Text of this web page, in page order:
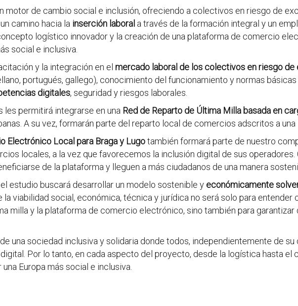
motor de cambio social e inclusión, ofreciendo a colectivos en riesgo de
camino hacia la inserción laboral a través de la formación integral y un
logístico innovador y la creación de una plataforma de comercio
social e inclusiva.
y la integración en el mercado laboral de los colectivos en riesgo de
portugués, gallego), conocimiento del funcionamiento y normas
digitales, seguridad y riesgos laborales.
les permitirá integrarse en una Red de Reparto de Última Milla basada en
A su vez, formarán parte del reparto local de comercios adscritos a
Electrónico Local para Braga y Lugotambién formará parte de nuestro
locales, a la vez que favorecemos la inclusión digital de sus
de la plataforma y lleguen a más ciudadanos de una manera
estudio buscará desarrollar un modelo sostenible yeconómicamente
la viabilidad social, económica, técnica y jurídica no será solo para
milla y la plataforma de comercio electrónico, sino también para
una sociedad inclusiva y solidaria donde todos, independientemente de
Por lo tanto, en cada aspecto del proyecto, desde la logística hasta
Europa más social e inclusiva.